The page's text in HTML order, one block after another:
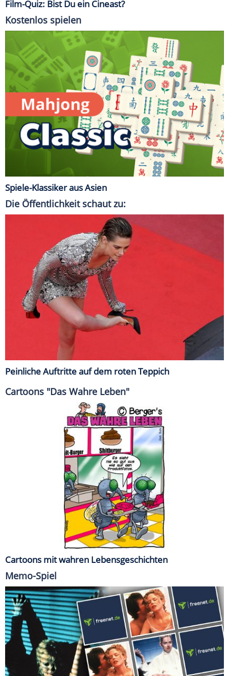
Film-Quiz: Bist Du ein Cineast?
Kostenlos spielen
Spiele-Klassiker aus Asien
Die Öffentlichkeit schaut zu:
Peinliche Auftritte auf dem roten Teppich
Cartoons "Das Wahre Leben"
Cartoons mit wahren Lebensgeschichten
Memo-Spiel